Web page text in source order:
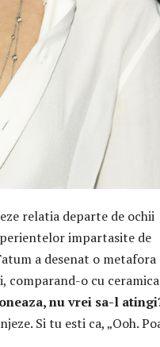
relatia departe de ochii
impartasite de
a desenat o metafora
comparand-o cu ceramica
nu vrei sa-l
Si tu esti ca, „Ooh.